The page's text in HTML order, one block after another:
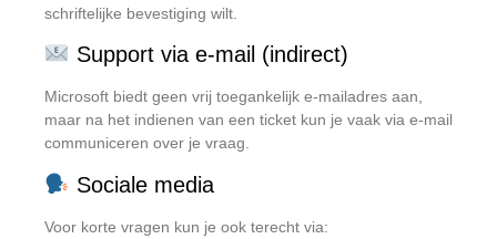
schriftelijke bevestiging wilt.
Support via e-mail (indirect)
Microsoft biedt geen vrij toegankelijk e-mailadres aan,
maar na het indienen van een ticket kun je vaak via e-mail
communiceren over je vraag.
Sociale media
Voor korte vragen kun je ook terecht via: